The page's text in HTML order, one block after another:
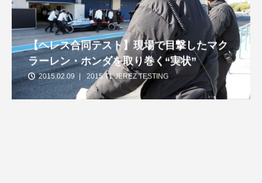
【ヘレス合同テスト】現場で目撃したマク
ラーレン・ホンダを取り巻く“実状”
2015.02.09 2015 T1 JEREZ TESTING